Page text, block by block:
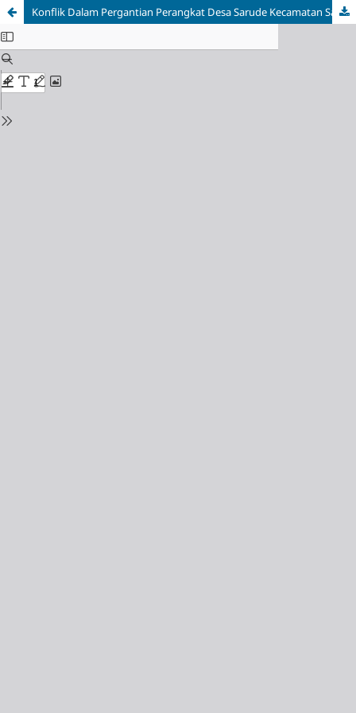
Konflik Dalam Pergantian Perangkat Desa Sarude Kecamatan Sarjo Kabupaten Pasangkayu